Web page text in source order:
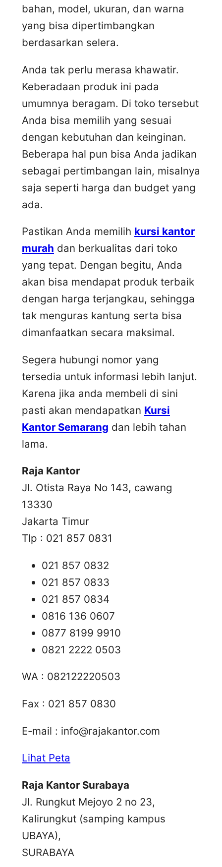
bahan, model, ukuran, dan warna
yang bisa dipertimbangkan
berdasarkan selera.
Anda tak perlu merasa khawatir.
Keberadaan produk ini pada
umumnya beragam. Di toko tersebut
Anda bisa memilih yang sesuai
dengan kebutuhan dan keinginan.
Beberapa hal pun bisa Anda jadikan
sebagai pertimbangan lain, misalnya
saja seperti harga dan budget yang
ada.
Pastikan Anda memilih kursi kantor
murah dan berkualitas dari toko
yang tepat. Dengan begitu, Anda
akan bisa mendapat produk terbaik
dengan harga terjangkau, sehingga
tak menguras kantung serta bisa
dimanfaatkan secara maksimal.
Segera hubungi nomor yang
tersedia untuk informasi lebih lanjut.
Karena jika anda membeli di sini
pasti akan mendapatkan Kursi
Kantor Semarang dan lebih tahan
lama.
Raja Kantor
Jl. Otista Raya No 143, cawang
13330
Jakarta Timur
Tlp : 021 857 0831
021 857 0832
021 857 0833
021 857 0834
0816 136 0607
0877 8199 9910
0821 2222 0503
WA : 082122220503
Fax : 021 857 0830
E-mail : info@rajakantor.com
Lihat Peta
Raja Kantor Surabaya
Jl. Rungkut Mejoyo 2 no 23,
Kalirungkut (samping kampus
UBAYA),
SURABAYA